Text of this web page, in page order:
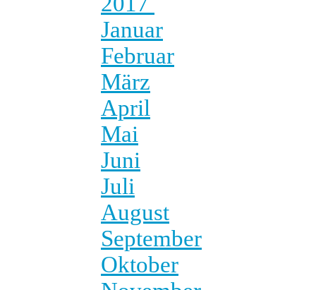
Januar
Februar
März
April
Mai
Juni
Juli
August
September
Oktober